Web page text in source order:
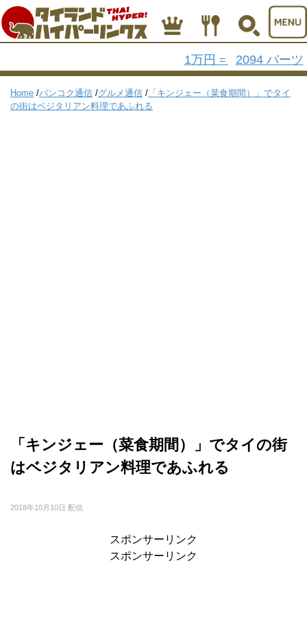
1万円 = 2094 バーツ
Home /バンコク通信 /グルメ通信 / 「キンジェー（菜食期間）」でタイ
の街はベジタリアン料理であふれる
「キンジェー（菜食期間）」でタイの街
はベジタリアン料理であふれる
2018年10月10日 配信
スポンサーリンク
スポンサーリンク